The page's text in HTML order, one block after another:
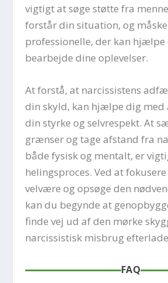
vigtigt at søge støtte fra
forstår din situation, og
professionelle, der kan
bearbejde dine oplevelser.
At forstå, at narcissistens
din skyld, kan hjælpe dig med
din styrke og selvrespekt. At
grænser og tage afstand fra
både fysisk og mentalt, er
helingsproces. Ved at
velvære og opsøge den
kan du begynde at
finde vej ud af den mørke
narcissistisk misbrug
FAQ